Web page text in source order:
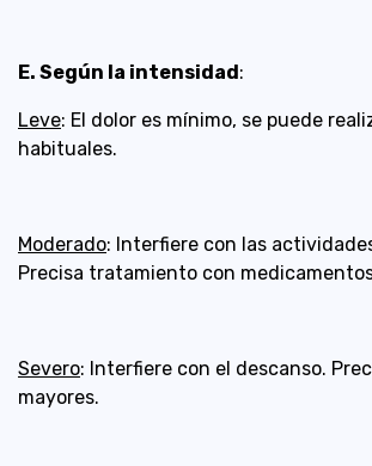
E. Según la intensidad :
Leve: El dolor es mínimo, se puede
habituales.
Moderado: Interfiere con las
Precisa tratamiento con
Severo: Interfiere con el descanso.
mayores.